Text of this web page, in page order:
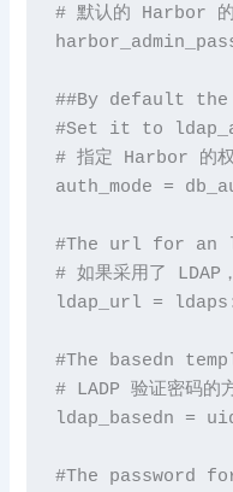
# 默认的 Harbor 的
##By default the
#Set it to
# 指定 Harbor 的权
auth_mode =
#The url for an
# 如果采用了 LDAP
ldap_url =
#The basedn
# LADP 验证密码的
ldap_basedn =
#The password